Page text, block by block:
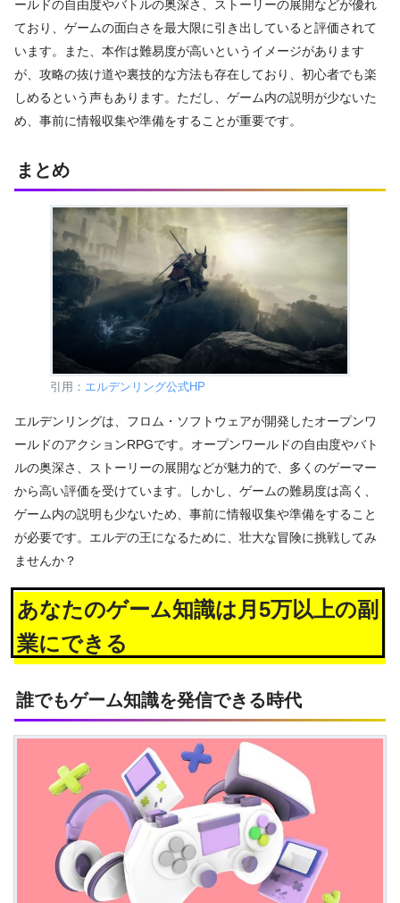
ールドの自由度やバトルの奥深さ、ストーリーの展開などが優れ
ており、ゲームの面白さを最大限に引き出していると評価されて
います。また、本作は難易度が高いというイメージがあります
が、攻略の抜け道や裏技的な方法も存在しており、初心者でも楽
しめるという声もあります。ただし、ゲーム内の説明が少ないた
め、事前に情報収集や準備をすることが重要です。
まとめ
引用： エルデンリング公式HP
エルデンリングは、フロム・ソフトウェアが開発したオープンワ
ールドのアクションRPGです。オープンワールドの自由度やバト
ルの奥深さ、ストーリーの展開などが魅力的で、多くのゲーマー
から高い評価を受けています。しかし、ゲームの難易度は高く、
ゲーム内の説明も少ないため、事前に情報収集や準備をすること
が必要です。エルデの王になるために、壮大な冒険に挑戦してみ
ませんか？
あなたのゲーム知識は月5万以上の副
業にできる
誰でもゲーム知識を発信できる時代